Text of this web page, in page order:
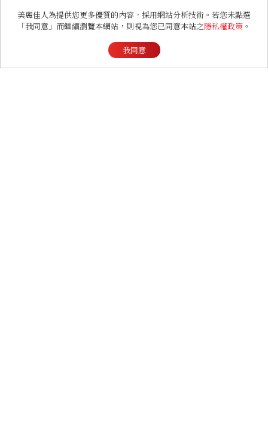
美麗佳人為提供您更多優質的內容，採用網站分析技術。若您未點選
「我同意」而繼續瀏覽本網站，則視為您已同意本站之隱私權政策 。
我同意